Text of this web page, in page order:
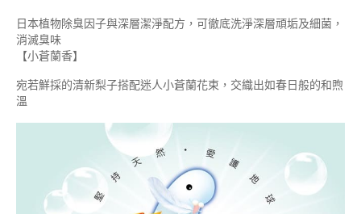
日本植物除臭因子與深層潔淨配方，可徹底洗淨深層頑垢及細菌，
消滅臭味
【小蒼蘭香】
宛若鮮採的清新梨子搭配迷人小蒼蘭花束，交織出如春日般的和煦
溫